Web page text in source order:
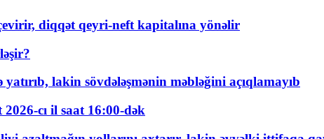
diqqət qeyri-neft kapitalına yönəlir
lakin sövdələşmənin məbləğini açıqlamayıb
cı il saat 16:00-dək